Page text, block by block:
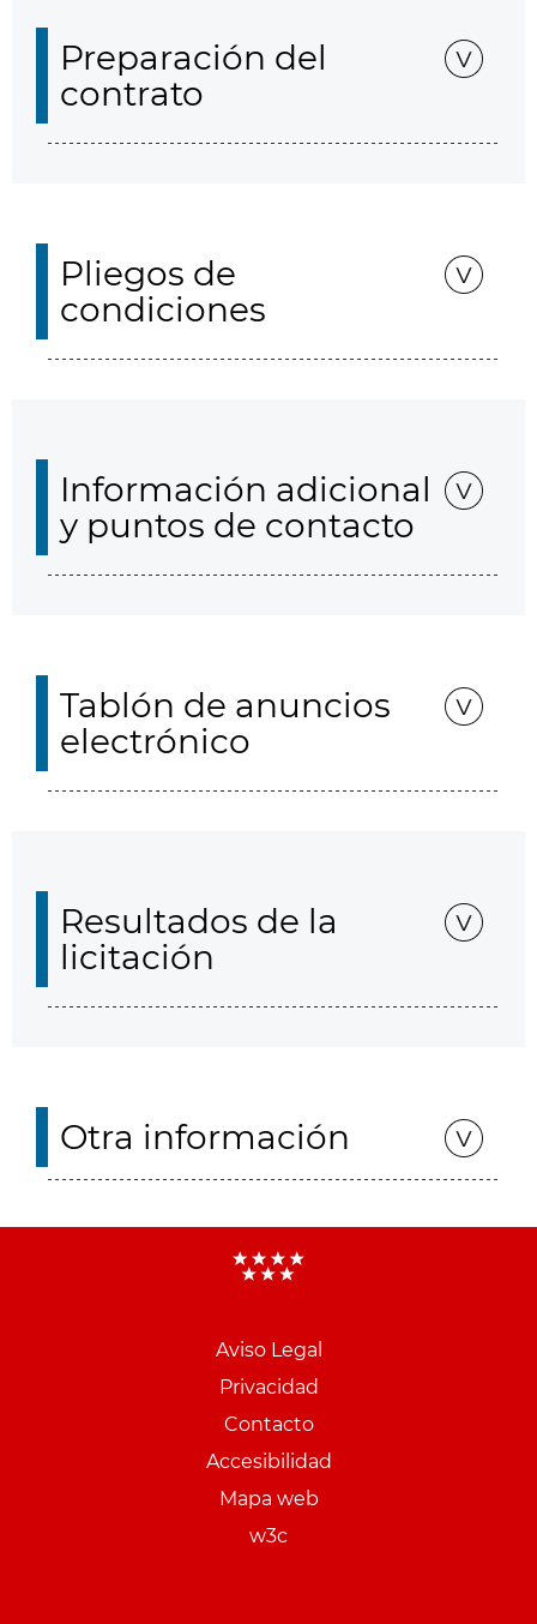
Preparación del
contrato
Pliegos de
condiciones
Información adicional
y puntos de contacto
Tablón de anuncios
electrónico
Resultados de la
licitación
Otra información
Aviso Legal
Privacidad
Contacto
Accesibilidad
Mapa web
w3c